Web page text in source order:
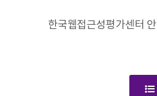
한국웹접근성평가센터